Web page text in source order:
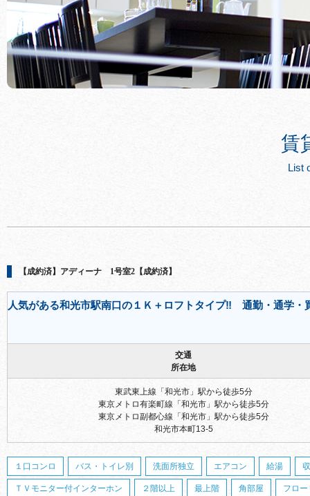
賃
List
【成約済】アディーナ 1号室2【成約済】
人気がある和光市駅南口の１Ｋ＋ロフトタイプ‼ 通勤・通学・
交通
所在地
東武東上線「和光市」駅から徒歩5分
東京メトロ有楽町線「和光市」駅から徒歩5分
東京メトロ副都心線「和光市」駅から徒歩5分
和光市本町13-5
１口コンロ バス・トイレ別 洗面所独立 エアコン 給湯
ＴＶモニター付インターホン ２階以上 最上階 角部屋 フロ